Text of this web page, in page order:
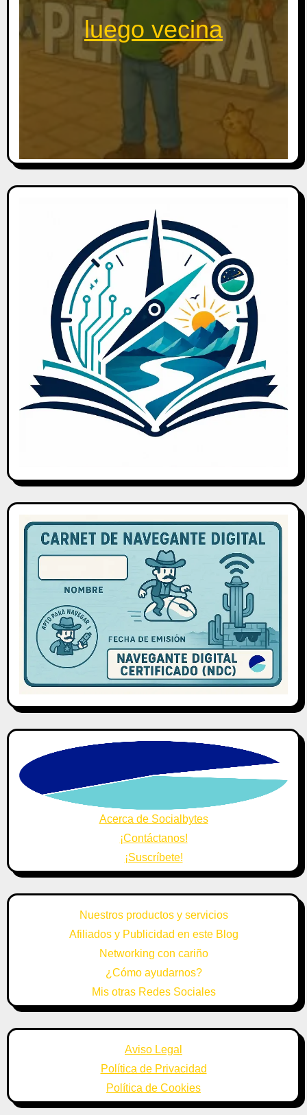
luego vecina
Acerca de Socialbytes
¡Contáctanos!
¡Suscríbete!
Nuestros productos y servicios
Afiliados y Publicidad en este Blog
Networking con cariño
¿Cómo ayudarnos?
Mis otras Redes Sociales
Aviso Legal
Política de Privacidad
Política de Cookies